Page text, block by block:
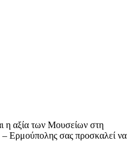
η αξία των Μουσείων στη
Ερμούπολης σας προσκαλεί να